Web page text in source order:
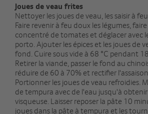
Joues de veau frites
Nettoyer les joues de veau, les saisir à feu
Faire revenir à feu doux les légumes,
concentré de tomates et déglacer avec
porto. Ajouter les épices et les joues de
fond. Cuire sous vide à 68 °C pendant
Retirer la viande, passer le fond au
réduire de 60 à 70% et rectifier
Portionner les joues de veau refroidies.
de tempura avec de l'eau jusqu'à
visqueuse. Laisser reposer la pâte 10
joues dans la pâte à tempura et les